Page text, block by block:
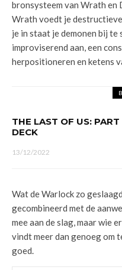
bronsysteem van Wrath en
Wrath voedt je
je in staat je demonen bij
improviserend aan, een
herpositioneren en ketens
THE LAST OF US:
DECK
13/12/2022
Wat de Warlock zo
gecombineerd met de
mee aan de slag, maar wie
vindt meer dan genoeg om
goed.